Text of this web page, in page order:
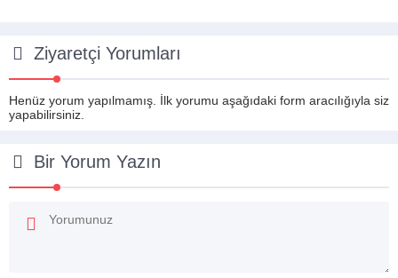
Ziyaretçi Yorumları
Henüz yorum yapılmamış. İlk yorumu aşağıdaki form aracılığıyla siz
yapabilirsiniz.
Bir Yorum Yazın